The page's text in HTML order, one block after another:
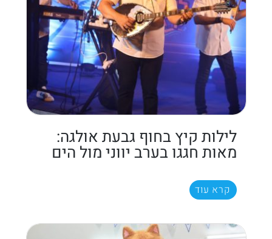
לילות קיץ בחוף גבעת אולגה:
מאות חגגו בערב יווני מול הים
קרא עוד